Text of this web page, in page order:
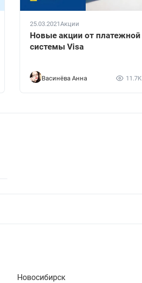
25.03.2021Акции
Новые акции от платежной
системы Visa
Васинёва Анна 11.7K
Новосибирск